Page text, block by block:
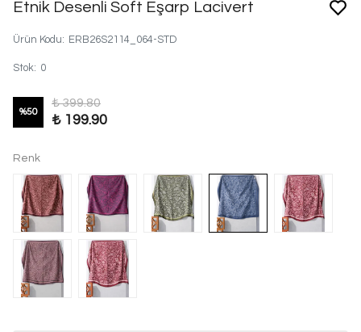
Etnik Desenli Soft Eşarp Lacivert
Ürün Kodu: ERB26S2114_064-STD
Stok: 0
%50
₺ 399.80
₺ 199.90
Renk